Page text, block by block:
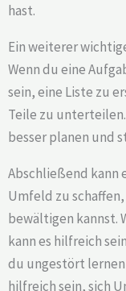
hast.
Ein weiterer
Wenn du eine
sein, eine Liste zu
Teile zu
besser planen und
Abschließend kann
Umfeld zu
bewältigen kannst.
kann es hilfreich
du ungestört lernen
hilfreich sein, sich